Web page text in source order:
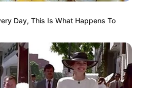
Day, This Is What Happens To